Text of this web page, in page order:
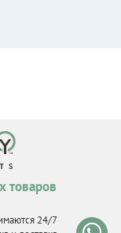
товаров
24/7